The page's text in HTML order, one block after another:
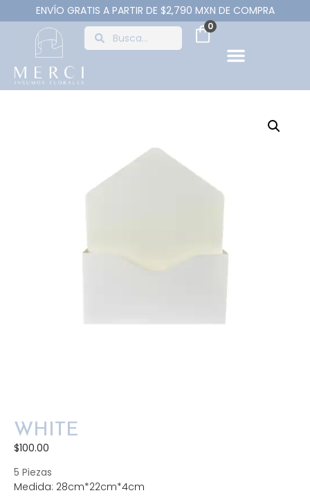
ENVÍO GRATIS A PARTIR DE $2,790 MXN DE COMPRA
0
WHITE
$100.00
5 Piezas
Medida: 28cm*22cm*4cm